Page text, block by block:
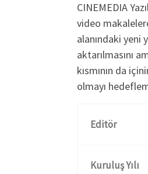
CINEMEDIA
video
alanındaki yeni
aktarılmasını
kısmının da
olmayı
Editör
Kuruluş Yılı